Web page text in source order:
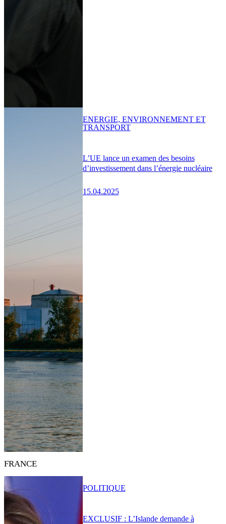
L’UE lance un examen des besoins
d’investissement dans l’énergie nucléaire
15.04.2025
ENERGIE, ENVIRONNEMENT ET
TRANSPORT
FRANCE
EXCLUSIF : L’Islande demande à
POLITIQUE